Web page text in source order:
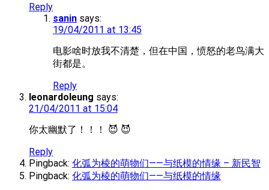
Reply
sanin says:
19/04/2011 at 13:45
电影啥时放我不清楚，但在中国，愤怒的老鸟满大
街都是。
Reply
leonardoleung says:
21/04/2011 at 15:04
你太幽默了！！！ 😈 😈
Reply
Pingback: 化弧为棱的萌物们——与纸模的情缘 – 新民智
Pingback: 化弧为棱的萌物们——与纸模的情缘